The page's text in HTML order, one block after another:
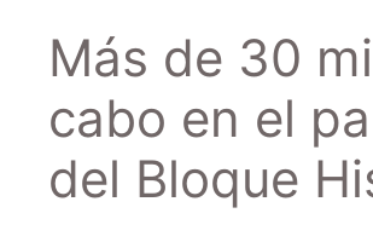
Más de 30
cabo en el
del Bloque